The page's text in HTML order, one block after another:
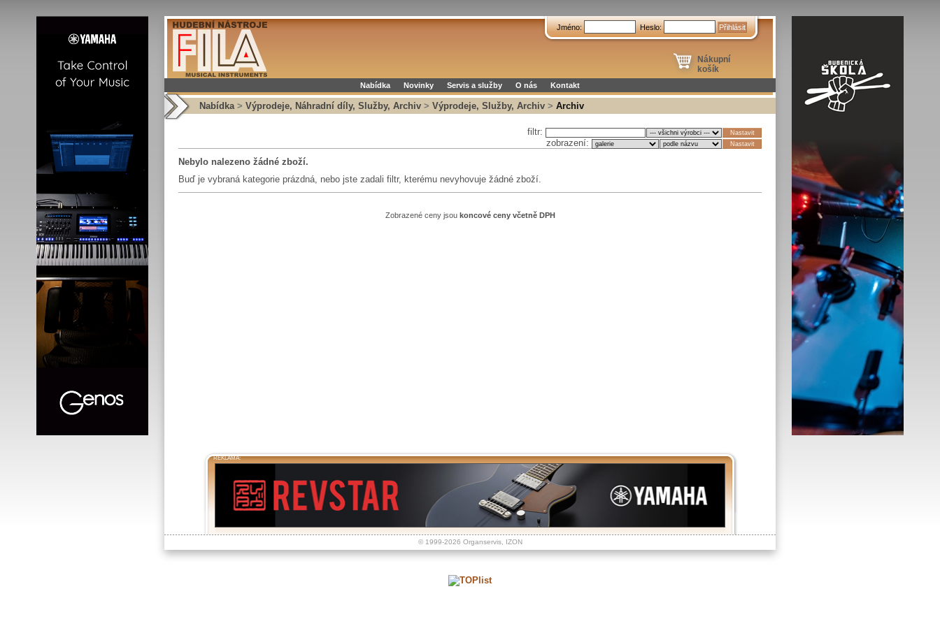
Nákupní
košík
Jméno: Heslo:
Nabídka Novinky Servis a služby O nás Kontakt
Nabídka > Výprodeje, Náhradní díly, Služby, Archiv > Výprodeje, Služby, Archiv > Archiv
filtr:
zobrazení:
Nebylo nalezeno žádné zboží.
Buď je vybraná kategorie prázdná, nebo jste zadali filtr, kterému nevyhovuje žádné zboží.
Zobrazené ceny jsou koncové ceny včetně DPH
REKLAMA:
© 1999-2026 Organservis, IZON